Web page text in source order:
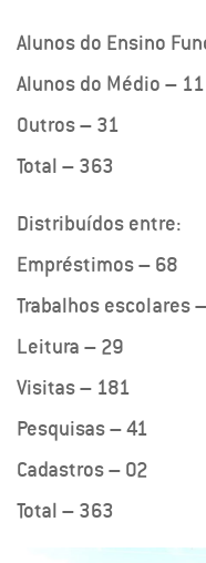
Alunos do Ensino
Alunos do Médio – 11
Outros – 31
Total – 363
Distribuídos entre:
Empréstimos – 68
Trabalhos escolares
Leitura – 29
Visitas – 181
Pesquisas – 41
Cadastros – 02
Total – 363